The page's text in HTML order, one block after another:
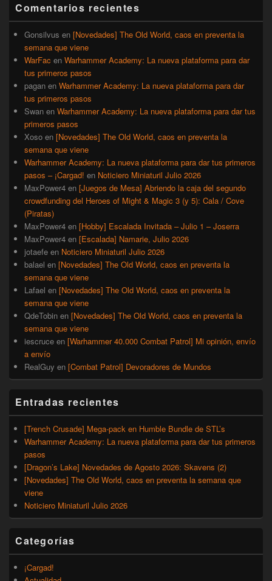
lateral
primaria
Comentarios recientes
Gonsilvus en [Novedades] The Old World, caos en preventa la
semana que viene
WarFac en Warhammer Academy: La nueva plataforma para dar
tus primeros pasos
pagan en Warhammer Academy: La nueva plataforma para dar
tus primeros pasos
Swan en Warhammer Academy: La nueva plataforma para dar tus
primeros pasos
Xoso en [Novedades] The Old World, caos en preventa la
semana que viene
Warhammer Academy: La nueva plataforma para dar tus primeros
pasos – ¡Cargad! en Noticiero Miniaturil Julio 2026
MaxPower4 en [Juegos de Mesa] Abriendo la caja del segundo
crowdfunding del Heroes of Might & Magic 3 (y 5): Cala / Cove
(Piratas)
MaxPower4 en [Hobby] Escalada Invitada – Julio 1 – Joserra
MaxPower4 en [Escalada] Namarie, Julio 2026
jotaefe en Noticiero Miniaturil Julio 2026
balael en [Novedades] The Old World, caos en preventa la
semana que viene
Lafael en [Novedades] The Old World, caos en preventa la
semana que viene
QdeTobin en [Novedades] The Old World, caos en preventa la
semana que viene
iescruce en [Warhammer 40.000 Combat Patrol] Mi opinión, envío
a envío
RealGuy en [Combat Patrol] Devoradores de Mundos
Entradas recientes
[Trench Crusade] Mega-pack en Humble Bundle de STL’s
Warhammer Academy: La nueva plataforma para dar tus primeros
pasos
[Dragon’s Lake] Novedades de Agosto 2026: Skavens (2)
[Novedades] The Old World, caos en preventa la semana que
viene
Noticiero Miniaturil Julio 2026
Categorías
¡Cargad!